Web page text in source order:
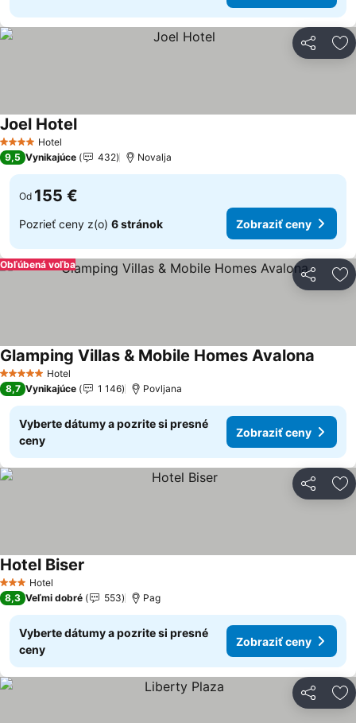
Zdieľať
4 Počet hviezdičiek
Hotel
Joel HotelZobraziť ceny
9,5 Vynikajúce 432 Novalja
Od 155 €
Pozrieť ceny z(o) 6 stránok Zobraziť ceny
Zdieľať
Obľúbená voľba
5 Počet hviezdičiek
Hotel
Glamping Villas & Mobile Homes Avalona
8,7 Vynikajúce 1 146 Povljana
Vyberte dátumy a pozrite si presné
ceny
Zobraziť ceny
Zdieľať
3 Počet hviezdičiek
Hotel
Hotel Biser
8,3 Veľmi dobré 553 Pag
Vyberte dátumy a pozrite si presné
ceny
Zobraziť ceny
Zdieľať